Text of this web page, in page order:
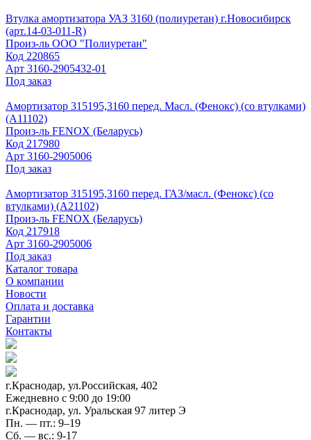
Втулка амортизатора УАЗ 3160 (полиуретан) г.Новосибирск
(арт.14-03-011-R)
Произ-ль ООО "Полиуретан"
Код 220865
Арт 3160-2905432-01
Под заказ
Амортизатор 315195,3160 перед. Масл. (Фенокс) (со втулками)
(А11102)
Произ-ль FENOX (Беларусь)
Код 217980
Арт 3160-2905006
Под заказ
Амортизатор 315195,3160 перед. ГАЗ/масл. (Фенокс) (со
втулками) (А21102)
Произ-ль FENOX (Беларусь)
Код 217918
Арт 3160-2905006
Под заказ
Каталог товара
О компании
Новости
Оплата и доставка
Гарантии
Контакты
г.Краснодар, ул.Российская, 402
Ежедневно c 9:00 до 19:00
г.Краснодар, ул. Уральская 97 литер Э
Пн. — пт.: 9–19
Сб. — вс.: 9-17